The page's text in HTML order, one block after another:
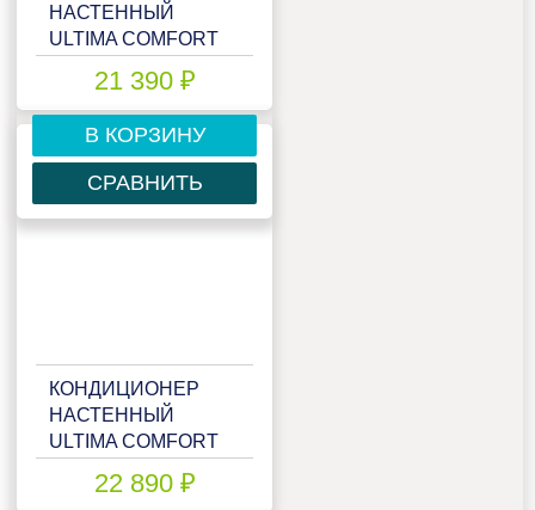
НАСТЕННЫЙ
ULTIMA COMFORT
21 390 ₽
В КОРЗИНУ
СРАВНИТЬ
КОНДИЦИОНЕР
НАСТЕННЫЙ
ULTIMA COMFORT
22 890 ₽